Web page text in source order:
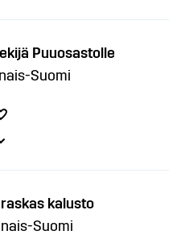
Puuosastolle
Suomi
kalusto
Suomi